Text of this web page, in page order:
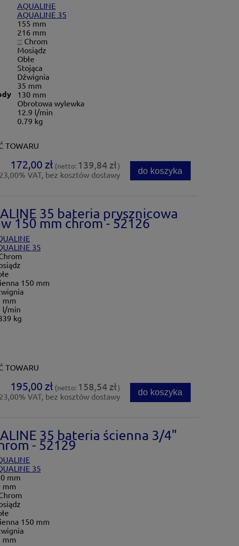
AQUALINE
AQUALINE 35
155 mm
216 mm
Chrom
Mosiądz
Obłe
Stojąca
Dźwignia
35 mm
130 mm
Obrotowa wylewka
12.9 l/min
0.79 kg
TOWARU
172,00 zł (netto: 139,84 zł)
VAT, bez kosztów dostawy do koszyka
35 bateria prysznicowa
150 mm chrom - 52126
35
150 mm
mm
l/min
kg
TOWARU
195,00 zł (netto: 158,54 zł)
VAT, bez kosztów dostawy do koszyka
35 bateria ścienna 3/4"
- 52129
35
mm
mm
150 mm
mm